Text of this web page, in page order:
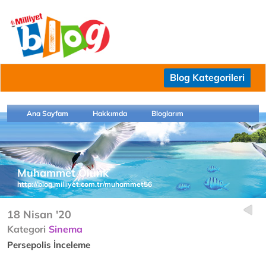
Blog Kategorileri
Ana Sayfam Hakkımda Bloglarım
Muhammet Ölünk
http://blog.milliyet.com.tr/muhammet56
18 Nisan '20
Kategori Sinema
Persepolis İnceleme